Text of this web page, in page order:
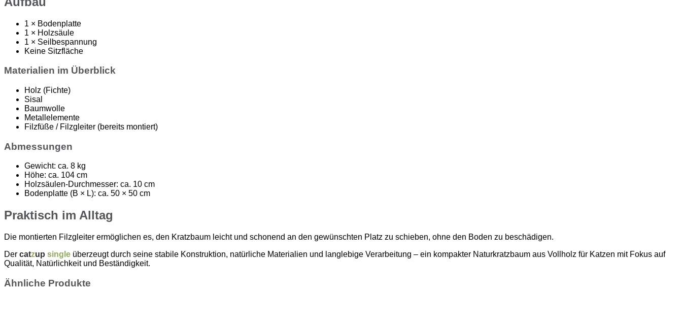
1 × Bodenplatte
1 × Holzsäule
1 × Seilbespannung
Keine Sitzfläche
Materialien im Überblick
Holz (Fichte)
Sisal
Baumwolle
Metallelemente
Filzfüße / Filzgleiter (bereits montiert)
Abmessungen
Gewicht: ca. 8 kg
Höhe: ca. 104 cm
Holzsäulen-Durchmesser: ca. 10 cm
Bodenplatte (B × L): ca. 50 × 50 cm
Praktisch im Alltag
Die montierten Filzgleiter ermöglichen es, den Kratzbaum leicht und schonend an den gewünschten Platz zu schieben, ohne den Boden zu beschädigen.
Der catzup single überzeugt durch seine stabile Konstruktion, natürliche Materialien und langlebige Verarbeitung – ein kompakter Naturkratzbaum aus Vollholz für Katzen mit Fokus auf
Qualität, Natürlichkeit und Beständigkeit.
Ähnliche Produkte